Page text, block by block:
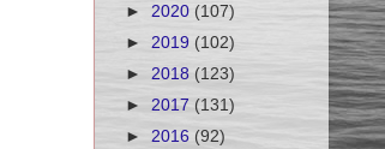
► 2020 (107)
► 2019 (102)
► 2018 (123)
► 2017 (131)
► 2016 (92)